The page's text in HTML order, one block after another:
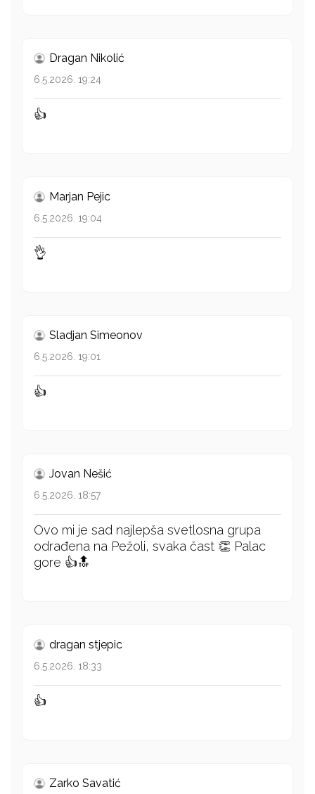
Dragan Nikolić
6.5.2026. 19:24
👍
Marjan Pejic
6.5.2026. 19:04
👌
Sladjan Simeonov
6.5.2026. 19:01
👍
Jovan Nešić
6.5.2026. 18:57
Ovo mi je sad najlepša svetlosna grupa
odrađena na Pežoli, svaka čast 👏 Palac
gore 👍🔝
dragan stjepic
6.5.2026. 18:33
👍
Zarko Savatić